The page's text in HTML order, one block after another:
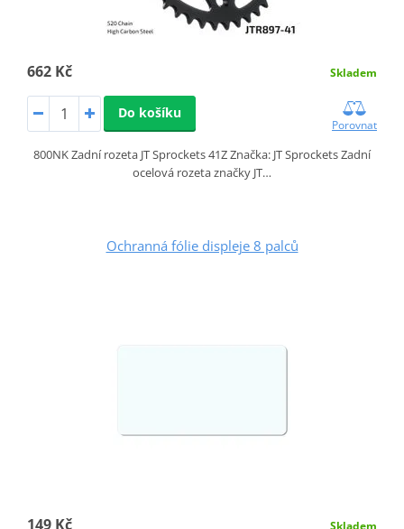
662 Kč Skladem
Do košíku
Porovnat
800NK Zadní rozeta JT Sprockets 41Z Značka: JT Sprockets Zadní
ocelová rozeta značky JT…
Ochranná fólie displeje 8 palců
149 Kč Skladem